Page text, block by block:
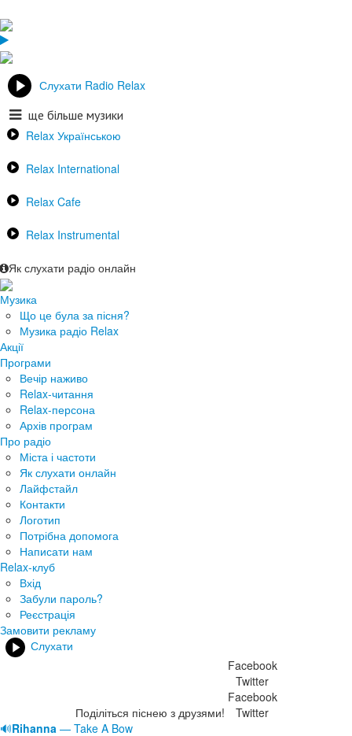
Слухати Radio Relax
ще більше музики
Relax Українською
Relax International
Relax Cafe
Relax Instrumental
Як слухати радіо онлайн
Музика
Що це була за пісня?
Музика радіо Relax
Акції
Програми
Вечір наживо
Relax-читання
Relax-персона
Архів програм
Про радіо
Міста і частоти
Як слухати онлайн
Лайфстайл
Контакти
Логотип
Потрібна допомога
Написати нам
Relax-клуб
Вхід
Забули пароль?
Реєстрація
Замовити рекламу
Слухати
Поділіться піснею з друзями!
Facebook
Twitter
Facebook
Twitter
🔊Rihanna — Take A Bow